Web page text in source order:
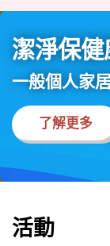
術節的節目
藝無疆
目詳情︰節
23日（星期
助售票機、
電話購票熱
https://
潔淨保健
一般個人家
了解更多
活動